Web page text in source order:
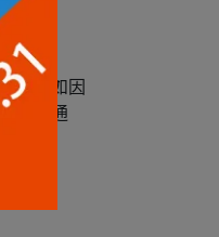
利，如因
單之通
準。